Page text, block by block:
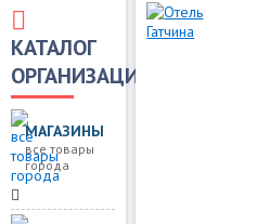
КАТАЛОГ
ОРГАНИЗАЦИЙ
МАГАЗИНЫ
все товары
города